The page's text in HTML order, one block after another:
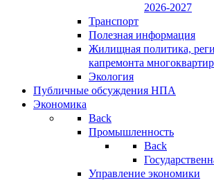
2026-2027
Транспорт
Полезная информация
Жилищная политика,
капремонта
Экология
Публичные обсуждения НПА
Экономика
Back
Промышленность
Back
Управление экономики